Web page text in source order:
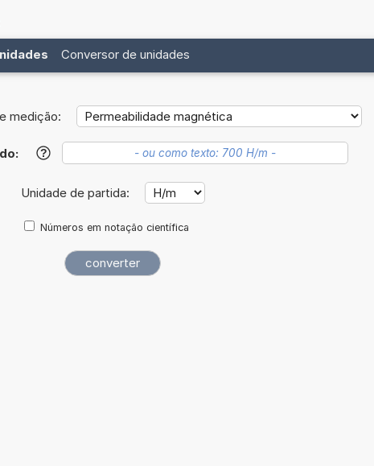
Conversor de unidades
medição:
?
Unidade de partida:
Números em notação científica